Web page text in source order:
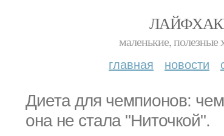
маленькие, полезные
главная новости
Диета для чемпионов:
она не стала "Ниточкой".